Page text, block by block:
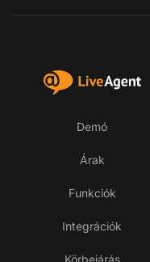
Demó
Árak
Funkciók
Integrációk
Körbejárás